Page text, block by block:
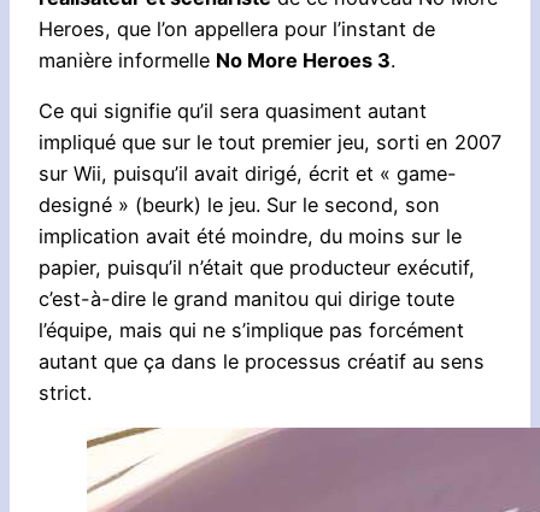
Heroes, que l’on appellera pour l’instant de
manière informelle No More Heroes 3.
Ce qui signifie qu’il sera quasiment autant
impliqué que sur le tout premier jeu, sorti en 2007
sur Wii, puisqu’il avait dirigé, écrit et « game-
designé » (beurk) le jeu. Sur le second, son
implication avait été moindre, du moins sur le
papier, puisqu’il n’était que producteur exécutif,
c’est-à-dire le grand manitou qui dirige toute
l’équipe, mais qui ne s’implique pas forcément
autant que ça dans le processus créatif au sens
strict.